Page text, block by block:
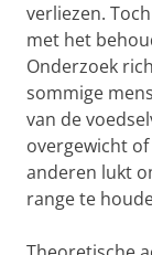
verliezen.
met het
Onderzoek
sommige
van de
overgewicht
anderen lukt
range te